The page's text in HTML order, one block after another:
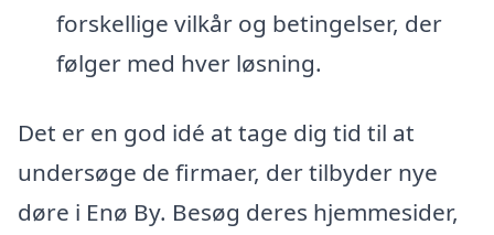
forskellige vilkår og betingelser, der
følger med hver løsning.
Det er en god idé at tage dig tid til at
undersøge de firmaer, der tilbyder nye
døre i Enø By. Besøg deres hjemmesider,